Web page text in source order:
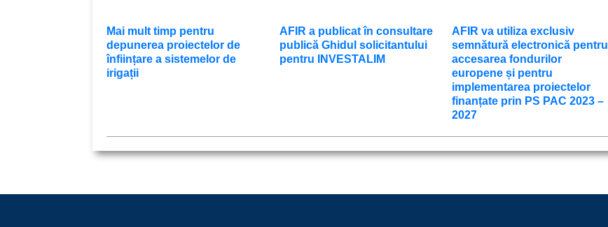
Mai mult timp pentru
depunerea proiectelor de
înființare a sistemelor de
irigații
AFIR a publicat în consultare
publică Ghidul solicitantului
pentru INVESTALIM
AFIR va utiliza exclusiv
semnătură electronică pentru
accesarea fondurilor
europene și pentru
implementarea proiectelor
finanțate prin PS PAC 2023 –
2027